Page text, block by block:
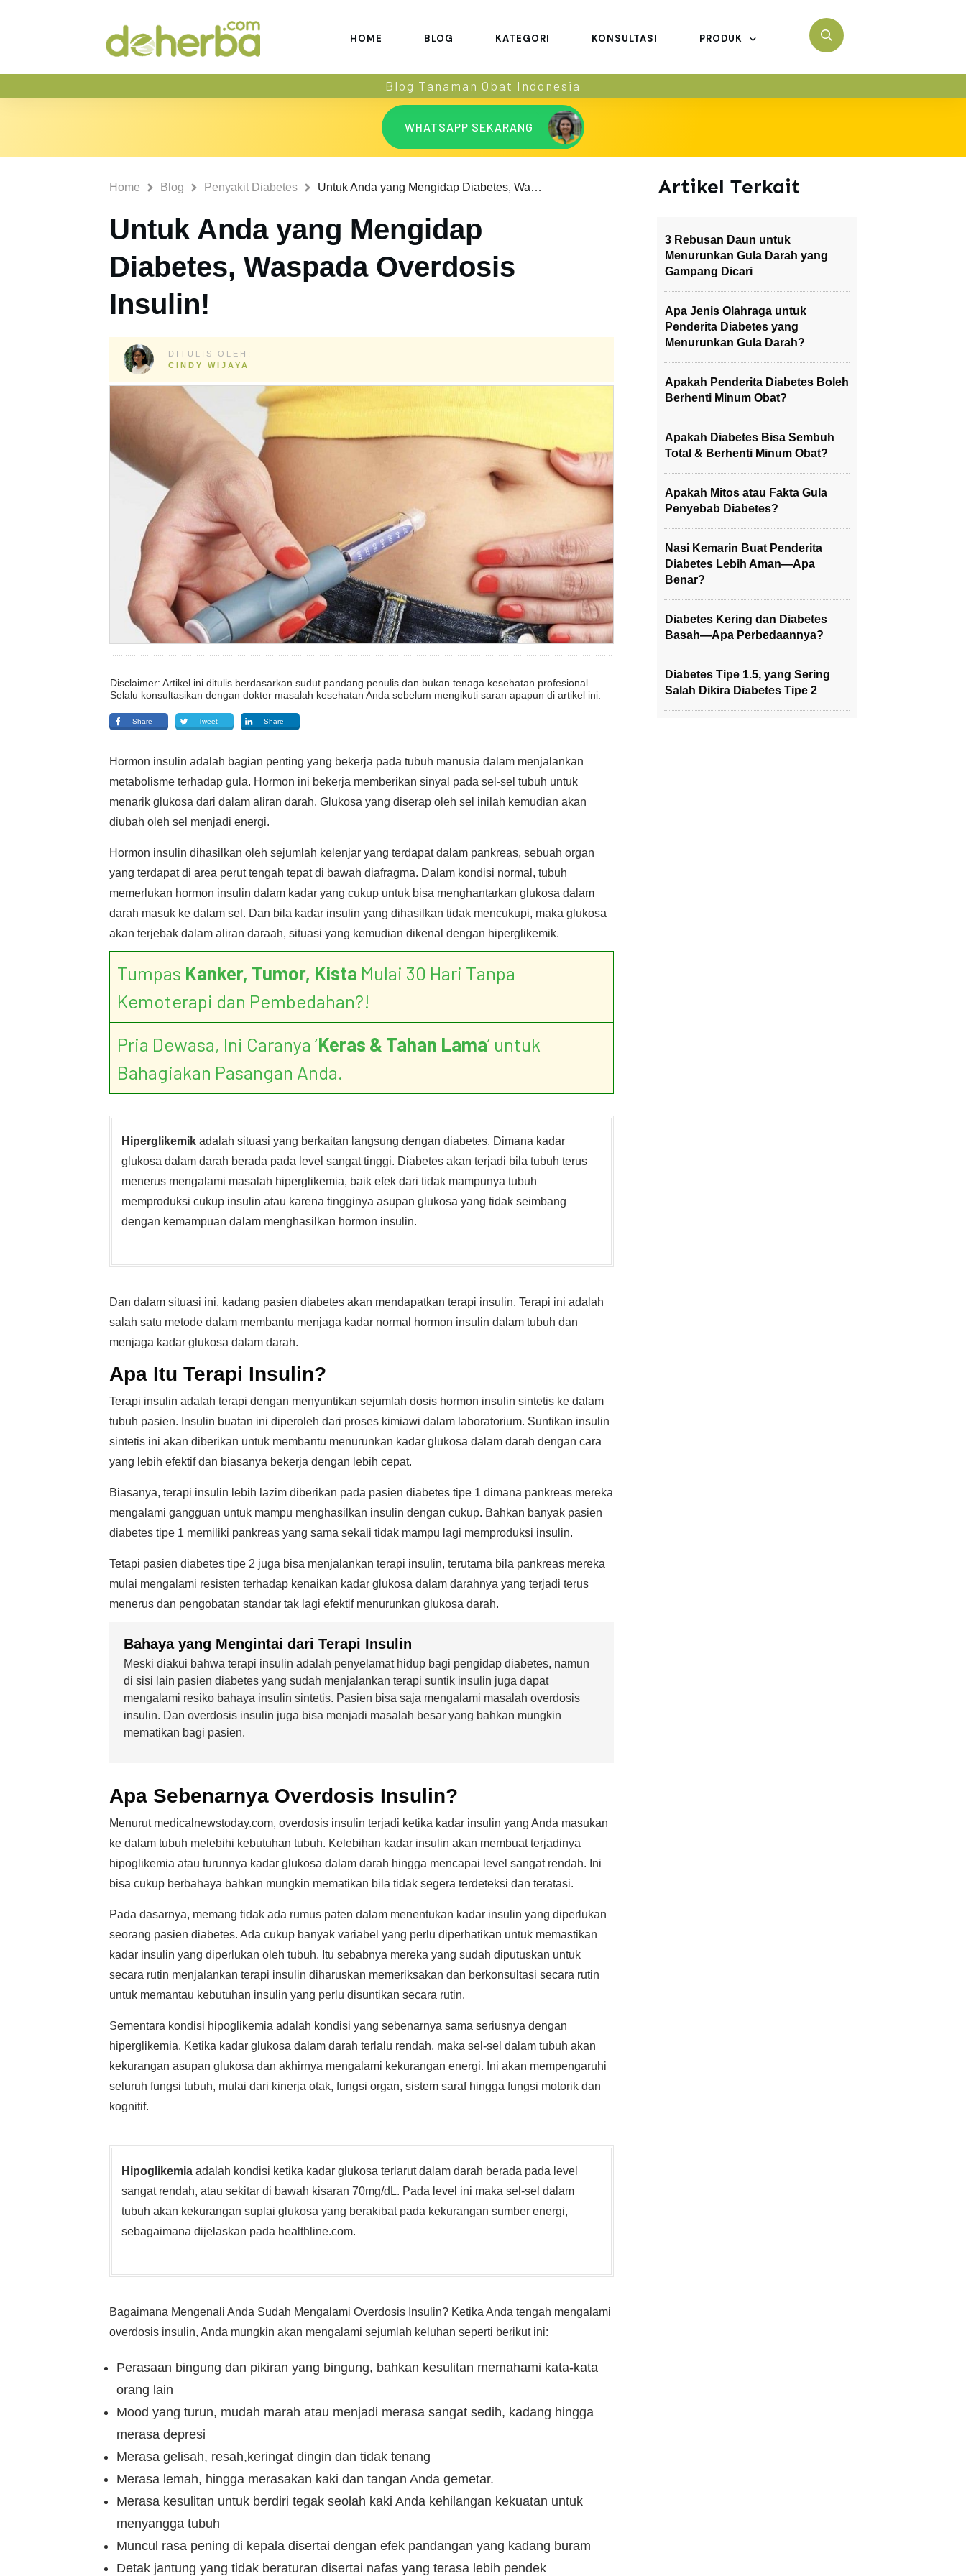
HOME BLOG KATEGORI KONSULTASI PRODUK
Blog Tanaman Obat Indonesia
WHATSAPP SEKARANG
Home Blog Penyakit Diabetes Untuk Anda yang Mengidap Diabetes, Waspada Overdosis Insulin!
Untuk Anda yang Mengidap
Diabetes, Waspada Overdosis
Insulin!
DITULIS OLEH:
CINDY WIJAYA
Disclaimer: Artikel ini ditulis berdasarkan sudut pandang penulis dan bukan tenaga kesehatan profesional.
Selalu konsultasikan dengan dokter masalah kesehatan Anda sebelum mengikuti saran apapun di artikel ini.
Share Tweet Share
Hormon insulin adalah bagian penting yang bekerja pada tubuh manusia dalam menjalankan
metabolisme terhadap gula. Hormon ini bekerja memberikan sinyal pada sel-sel tubuh untuk
menarik glukosa dari dalam aliran darah. Glukosa yang diserap oleh sel inilah kemudian akan
diubah oleh sel menjadi energi.
Hormon insulin dihasilkan oleh sejumlah kelenjar yang terdapat dalam pankreas, sebuah organ
yang terdapat di area perut tengah tepat di bawah diafragma. Dalam kondisi normal, tubuh
memerlukan hormon insulin dalam kadar yang cukup untuk bisa menghantarkan glukosa dalam
darah masuk ke dalam sel. Dan bila kadar insulin yang dihasilkan tidak mencukupi, maka glukosa
akan terjebak dalam aliran daraah, situasi yang kemudian dikenal dengan hiperglikemik.
Tumpas Kanker, Tumor, Kista Mulai 30 Hari Tanpa
Kemoterapi dan Pembedahan?!
Pria Dewasa, Ini Caranya ‘Keras & Tahan Lama’ untuk
Bahagiakan Pasangan Anda.
Hiperglikemik adalah situasi yang berkaitan langsung dengan diabetes. Dimana kadar
glukosa dalam darah berada pada level sangat tinggi. Diabetes akan terjadi bila tubuh terus
menerus mengalami masalah hiperglikemia, baik efek dari tidak mampunya tubuh
memproduksi cukup insulin atau karena tingginya asupan glukosa yang tidak seimbang
dengan kemampuan dalam menghasilkan hormon insulin.
Dan dalam situasi ini, kadang pasien diabetes akan mendapatkan terapi insulin. Terapi ini adalah
salah satu metode dalam membantu menjaga kadar normal hormon insulin dalam tubuh dan
menjaga kadar glukosa dalam darah.
Apa Itu Terapi Insulin?
Terapi insulin adalah terapi dengan menyuntikan sejumlah dosis hormon insulin sintetis ke dalam
tubuh pasien. Insulin buatan ini diperoleh dari proses kimiawi dalam laboratorium. Suntikan insulin
sintetis ini akan diberikan untuk membantu menurunkan kadar glukosa dalam darah dengan cara
yang lebih efektif dan biasanya bekerja dengan lebih cepat.
Biasanya, terapi insulin lebih lazim diberikan pada pasien diabetes tipe 1 dimana pankreas mereka
mengalami gangguan untuk mampu menghasilkan insulin dengan cukup. Bahkan banyak pasien
diabetes tipe 1 memiliki pankreas yang sama sekali tidak mampu lagi memproduksi insulin.
Tetapi pasien diabetes tipe 2 juga bisa menjalankan terapi insulin, terutama bila pankreas mereka
mulai mengalami resisten terhadap kenaikan kadar glukosa dalam darahnya yang terjadi terus
menerus dan pengobatan standar tak lagi efektif menurunkan glukosa darah.
Bahaya yang Mengintai dari Terapi Insulin
Meski diakui bahwa terapi insulin adalah penyelamat hidup bagi pengidap diabetes, namun
di sisi lain pasien diabetes yang sudah menjalankan terapi suntik insulin juga dapat
mengalami resiko bahaya insulin sintetis. Pasien bisa saja mengalami masalah overdosis
insulin. Dan overdosis insulin juga bisa menjadi masalah besar yang bahkan mungkin
mematikan bagi pasien.
Apa Sebenarnya Overdosis Insulin?
Menurut medicalnewstoday.com, overdosis insulin terjadi ketika kadar insulin yang Anda masukan
ke dalam tubuh melebihi kebutuhan tubuh. Kelebihan kadar insulin akan membuat terjadinya
hipoglikemia atau turunnya kadar glukosa dalam darah hingga mencapai level sangat rendah. Ini
bisa cukup berbahaya bahkan mungkin mematikan bila tidak segera terdeteksi dan teratasi.
Pada dasarnya, memang tidak ada rumus paten dalam menentukan kadar insulin yang diperlukan
seorang pasien diabetes. Ada cukup banyak variabel yang perlu diperhatikan untuk memastikan
kadar insulin yang diperlukan oleh tubuh. Itu sebabnya mereka yang sudah diputuskan untuk
secara rutin menjalankan terapi insulin diharuskan memeriksakan dan berkonsultasi secara rutin
untuk memantau kebutuhan insulin yang perlu disuntikan secara rutin.
Sementara kondisi hipoglikemia adalah kondisi yang sebenarnya sama seriusnya dengan
hiperglikemia. Ketika kadar glukosa dalam darah terlalu rendah, maka sel-sel dalam tubuh akan
kekurangan asupan glukosa dan akhirnya mengalami kekurangan energi. Ini akan mempengaruhi
seluruh fungsi tubuh, mulai dari kinerja otak, fungsi organ, sistem saraf hingga fungsi motorik dan
kognitif.
Hipoglikemia adalah kondisi ketika kadar glukosa terlarut dalam darah berada pada level
sangat rendah, atau sekitar di bawah kisaran 70mg/dL. Pada level ini maka sel-sel dalam
tubuh akan kekurangan suplai glukosa yang berakibat pada kekurangan sumber energi,
sebagaimana dijelaskan pada healthline.com.
Bagaimana Mengenali Anda Sudah Mengalami Overdosis Insulin? Ketika Anda tengah mengalami
overdosis insulin, Anda mungkin akan mengalami sejumlah keluhan seperti berikut ini:
Perasaan bingung dan pikiran yang bingung, bahkan kesulitan memahami kata-kata
orang lain
Mood yang turun, mudah marah atau menjadi merasa sangat sedih, kadang hingga
merasa depresi
Merasa gelisah, resah,keringat dingin dan tidak tenang
Merasa lemah, hingga merasakan kaki dan tangan Anda gemetar.
Merasa kesulitan untuk berdiri tegak seolah kaki Anda kehilangan kekuatan untuk
menyangga tubuh
Muncul rasa pening di kepala disertai dengan efek pandangan yang kadang buram
Detak jantung yang tidak beraturan disertai nafas yang terasa lebih pendek
Artikel Terkait
3 Rebusan Daun untuk
Menurunkan Gula Darah yang
Gampang Dicari
Apa Jenis Olahraga untuk
Penderita Diabetes yang
Menurunkan Gula Darah?
Apakah Penderita Diabetes Boleh
Berhenti Minum Obat?
Apakah Diabetes Bisa Sembuh
Total & Berhenti Minum Obat?
Apakah Mitos atau Fakta Gula
Penyebab Diabetes?
Nasi Kemarin Buat Penderita
Diabetes Lebih Aman—Apa
Benar?
Diabetes Kering dan Diabetes
Basah—Apa Perbedaannya?
Diabetes Tipe 1.5, yang Sering
Salah Dikira Diabetes Tipe 2